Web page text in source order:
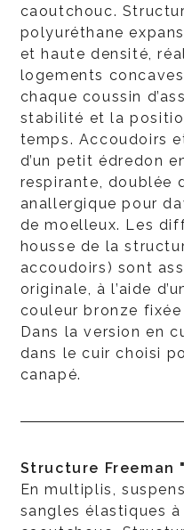
caoutchouc.
polyuréthane
et haute densité,
logements
chaque coussin
stabilité et la
temps. Accoudoirs
d’un petit édredon
respirante, doublée
anallergique pour
de moelleux. Les
housse de la
accoudoirs) sont
originale, à l’aide
couleur bronze
Dans la version en
dans le cuir choisi
canapé.
Structure Freeman
En multiplis,
sangles élastiques